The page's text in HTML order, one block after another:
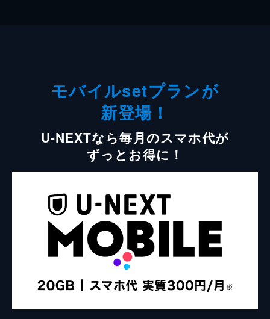
モバイルsetプランが
新登場！
U-NEXTなら毎月のスマホ代が
ずっとお得に！